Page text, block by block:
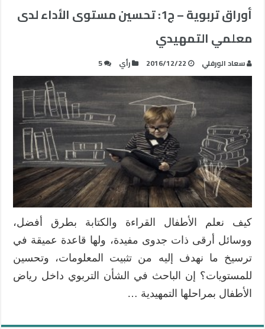
أوراق تربوية – ج1: تحسين مستوى الأداء لدى
معلمي التمهيدي​
سعاد الورفلي 2016/12/22 رأي 5
كيف نعلم الأطفال القراءة والكتابة بطرق أفضل،
ووسائل أرقى ذات جدوى مفيدة، ولها قاعدة عميقة في
ترسيخ ما نهدف إليه من تثبيت المعلومات، وتحسين
للمستويات؟ إن الباحث في الشأن التربوي داخل رياض
الأطفال بمراحلها التمهيدية …